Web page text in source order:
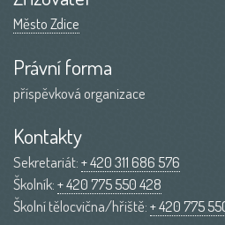
Město Zdice
Právní forma
příspěvková organizace
Kontakty
Sekretariát:+ 420 311 686 576
Školník:+ 420 775 550 428
Školní tělocvična/hřiště:+ 420 775